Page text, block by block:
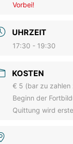
Vorbei!
UHRZEIT
17:30 - 19:30
KOSTEN
€ 5 (bar zu zahlen
Beginn der
Quittung wird